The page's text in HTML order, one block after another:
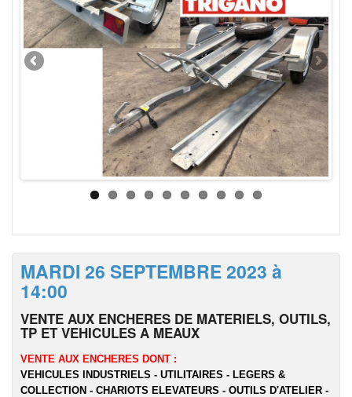
MARDI 26 SEPTEMBRE 2023 à
14:00
VENTE AUX ENCHERES DE MATERIELS, OUTILS,
TP ET VEHICULES A MEAUX
VENTE AUX ENCHERES DONT :
VEHICULES INDUSTRIELS - UTILITAIRES - LEGERS &
COLLECTION - CHARIOTS ELEVATEURS - OUTILS D'ATELIER -